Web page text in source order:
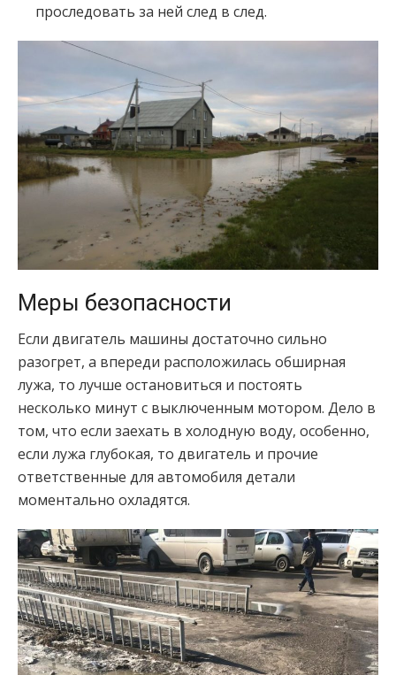
проследовать за ней след в след.
Меры безопасности
Если двигатель машины достаточно сильно
разогрет, а впереди расположилась обширная
лужа, то лучше остановиться и постоять
несколько минут с выключенным мотором. Дело в
том, что если заехать в холодную воду, особенно,
если лужа глубокая, то двигатель и прочие
ответственные для автомобиля детали
моментально охладятся.